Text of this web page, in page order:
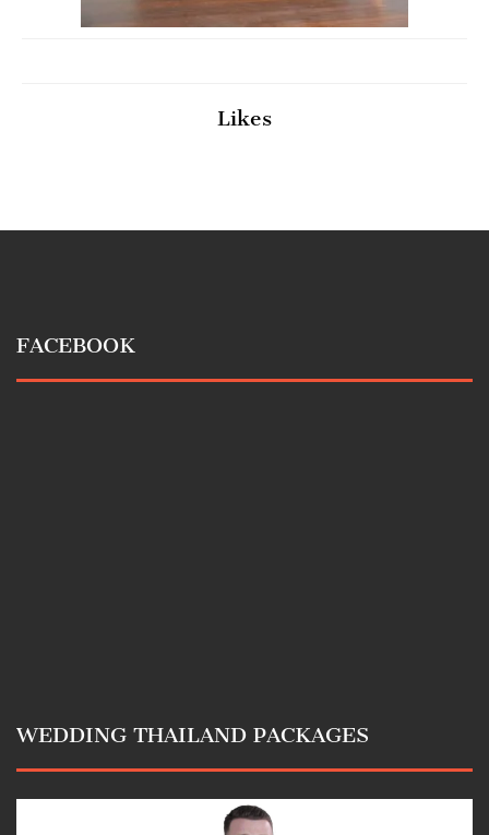
Likes
FACEBOOK
WEDDING THAILAND PACKAGES